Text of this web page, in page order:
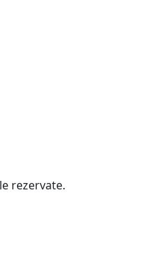
rezervate.